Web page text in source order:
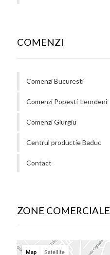
COMENZI
Comenzi Bucuresti
Comenzi Popesti-Leordeni
Comenzi Giurgiu
Centrul productie Baduc
Contact
ZONE COMERCIALE